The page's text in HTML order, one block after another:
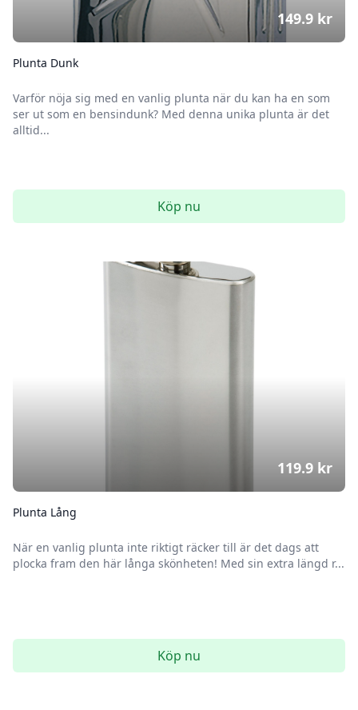
Plunta Dunk
Varför nöja sig med en vanlig plunta när du kan ha en som
ser ut som en bensindunk? Med denna unika plunta är det
alltid...
149.9 kr
Köp nu
Plunta Lång
När en vanlig plunta inte riktigt räcker till är det dags att
plocka fram den här långa skönheten! Med sin extra längd r...
119.9 kr
Köp nu